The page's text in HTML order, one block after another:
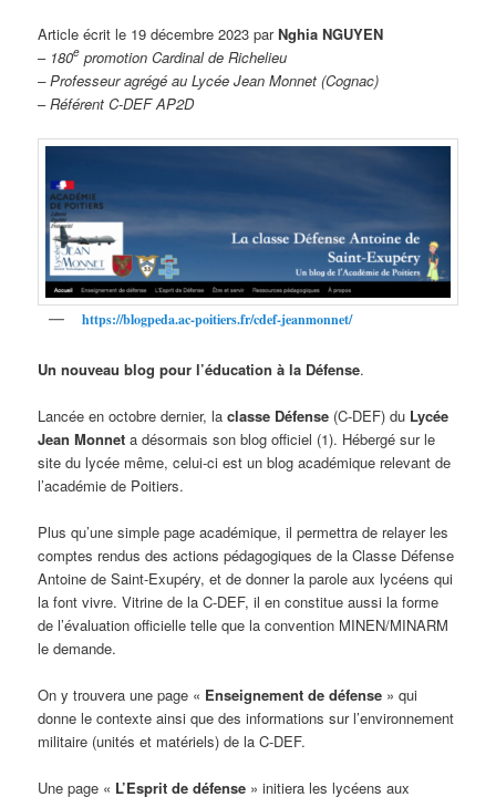
Article écrit le 19 décembre 2023 parNghia NGUYEN
– 180e promotion Cardinal de Richelieu
– Professeur agrégé au Lycée Jean Monnet (Cognac)
–Référent C-DEF AP2D
https://blogpeda.ac-poitiers.fr/cdef-jeanmonnet/
Un nouveau blog pour l’éducation à la Défense.
Lancée en octobre dernier, laclasse Défense (C-DEF) du Lycée
Jean Monnet a désormais son blog officiel (1). Hébergé sur le
site du lycée même, celui-ci est un blog académique relevant de
l’académie de Poitiers.
Plus qu’une simple page académique, il permettra de relayer les
comptes rendus des actions pédagogiques de la Classe Défense
Antoine de Saint-Exupéry, et de donner la parole aux lycéens qui
la font vivre. Vitrine de la C-DEF, il en constitue aussi la forme
de l’évaluation officielle telle que la convention MINEN/MINARM
le demande.
On y trouvera une page « Enseignement de défense » qui
donne le contexte ainsi que des informations sur l’environnement
militaire (unités et matériels) de la C-DEF.
Une page « L’Esprit de défense » initiera les lycéens aux